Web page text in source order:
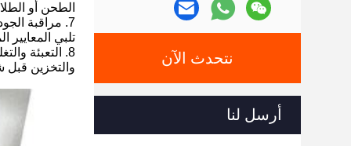
نتحدث الآن
أرسل لنا
الطحن أو
7. مراقبة
تلبي المعايير
8. التعبئة
والتخزين قبل